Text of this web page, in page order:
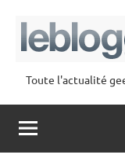
contenu
Toute l'actualité